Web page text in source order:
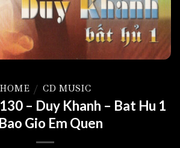
HOME / CD MUSIC
– Duy Khanh – Bat Hu 1
Gio Em Quen